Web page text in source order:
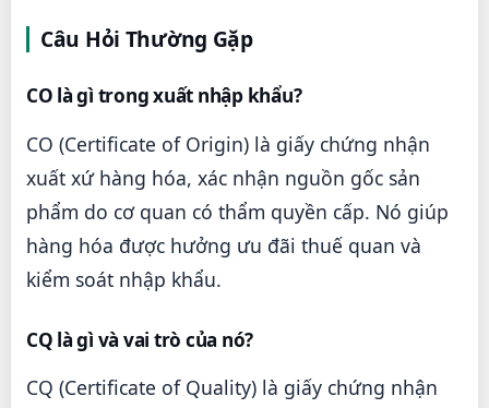
Câu Hỏi Thường Gặp
CO là gì trong xuất nhập khẩu?
CO (Certificate of Origin) là giấy chứng nhận
xuất xứ hàng hóa, xác nhận nguồn gốc sản
phẩm do cơ quan có thẩm quyền cấp. Nó giúp
hàng hóa được hưởng ưu đãi thuế quan và
kiểm soát nhập khẩu.
CQ là gì và vai trò của nó?
CQ (Certificate of Quality) là giấy chứng nhận